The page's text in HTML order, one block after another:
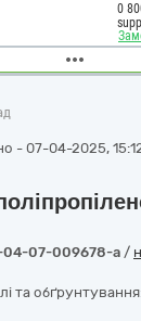
0
- 07-04-2025,
04-07-009678-a/
та